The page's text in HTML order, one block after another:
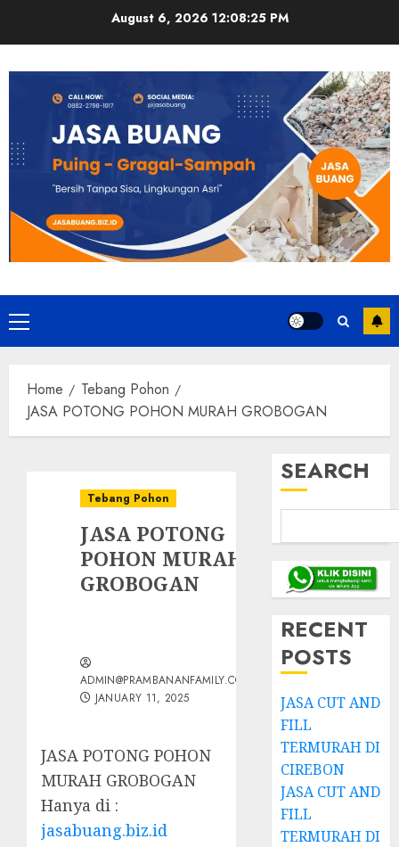
August 6, 2026 12:08:26 PM
Primary
Menu
Home
Tebang Pohon
JASA POTONG POHON MURAH GROBOGAN
Tebang Pohon
JASA POTONG
POHON MURAH
GROBOGAN
ADMIN@PRAMBANANFAMILY.COM
JANUARY 11, 2025
JASA POTONG POHON
MURAH GROBOGAN
Hanya di :
jasabuang.biz.id
SEARCH
RECENT
POSTS
JASA CUT AND
FILL
TERMURAH DI
CIREBON
JASA CUT AND
FILL
TERMURAH DI